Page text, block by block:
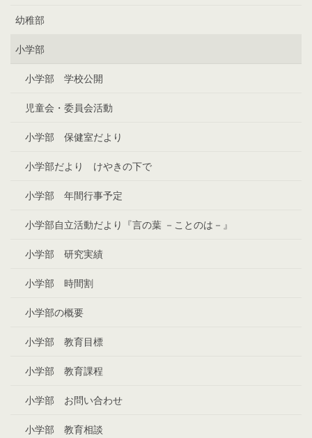
幼稚部
小学部
小学部 学校公開
児童会・委員会活動
小学部 保健室だより
小学部だより けやきの下で
小学部 年間行事予定
小学部自立活動だより『言の葉 －ことのは－』
小学部 研究実績
小学部 時間割
小学部の概要
小学部 教育目標
小学部 教育課程
小学部 お問い合わせ
小学部 教育相談